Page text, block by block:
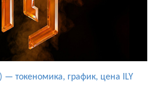
— токеномика, график, цена ILY